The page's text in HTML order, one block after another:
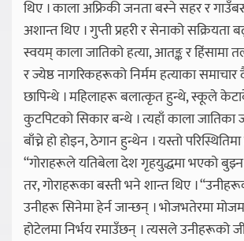
थिए । काला अफ्रिकी जनता बस्ने सहर र
अशान्त थिए । गुप्ती प्रहरी र सेनाको सक्रियता
स्वयम् काला जातिको हत्या, आतङ्क र हिंसामा
र ज्येष्ठ नागरिकहरूको निर्मम हत्याका
छापिन्थे । महिलाहरू बलात्कृत हुन्थे, स्कूले
कुटपिटको सिकार बन्थे । त्यहाँ काला जातिका
बाँच्ने हो होइन, ठेगान हुन्थेन । यस्तो
“गोराहरूले यतिबेला देश गृहयुद्धमा भएको
तर, गोराहरूका बस्ती भने शान्त थिए ।
उनीहरू सिनेमा हेर्न जान्छन् । भोजभतेरमा
होटेलमा निर्भय रमाउँछन् । त्यसले उनीहरूको